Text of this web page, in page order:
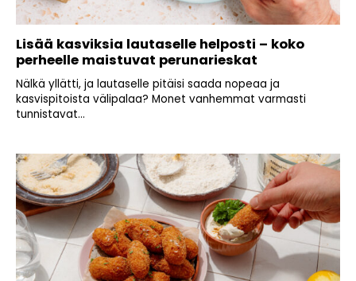
Lisää kasviksia lautaselle helposti – koko
perheelle maistuvat perunarieskat
Nälkä yllätti, ja lautaselle pitäisi saada nopeaa ja
kasvispitoista välipalaa? Monet vanhemmat varmasti
tunnistavat...